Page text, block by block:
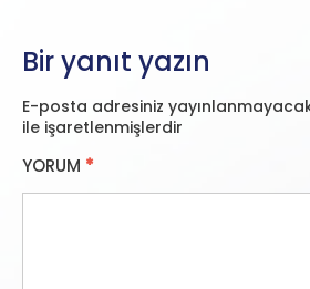
Bir yanıt yazın
E-posta adresiniz
ile işaretlenmişlerdir
YORUM *